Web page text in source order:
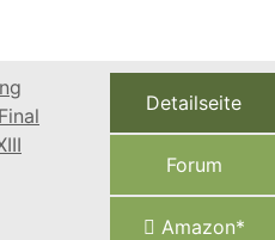
Detailseite
Forum
Amazon*